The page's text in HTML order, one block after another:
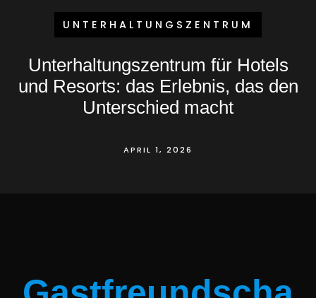
UNTERHALTUNGSZENTRUM
Unterhaltungszentrum für Hotels
und Resorts: das Erlebnis, das den
Unterschied macht
APRIL 1, 2026